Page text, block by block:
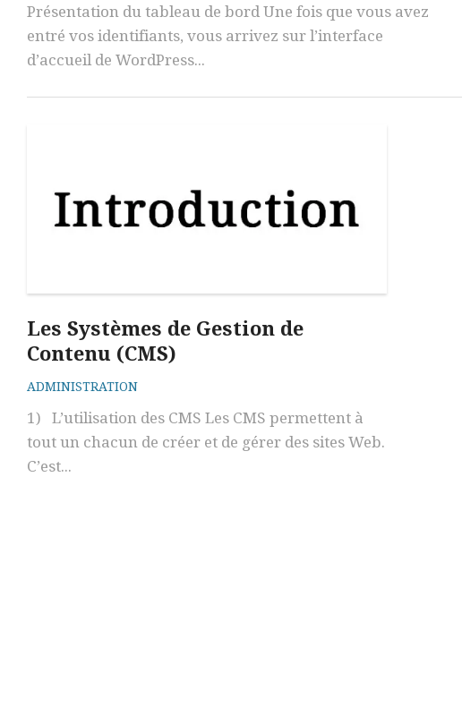
Présentation du tableau de bord Une fois que vous avez
entré vos identifiants, vous arrivez sur l’interface
d’accueil de WordPress...
Les Systèmes de Gestion de
Contenu (CMS)
ADMINISTRATION
1) L’utilisation des CMS Les CMS permettent à
tout un chacun de créer et de gérer des sites Web.
C’est...